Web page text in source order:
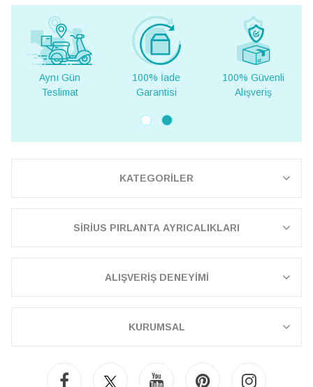
Aynı Gün
Teslimat
100% İade
Garantisi
100% Güvenli
Alışveriş
KATEGORİLER
SİRİUS PIRLANTA AYRICALIKLARI
ALIŞVERİŞ DENEYİMİ
KURUMSAL